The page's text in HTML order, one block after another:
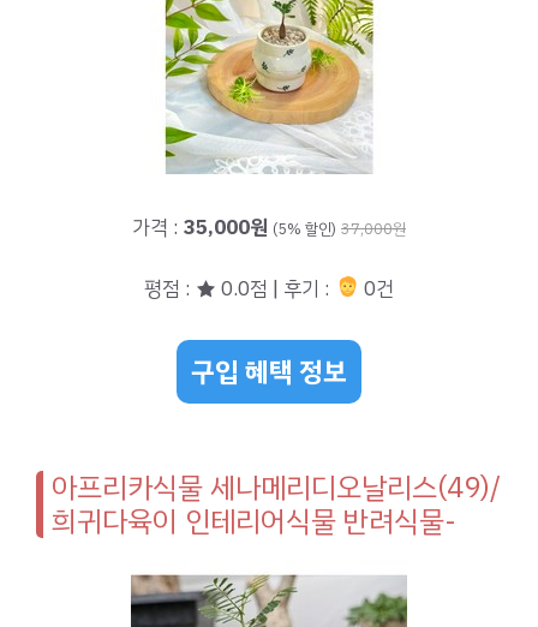
가격 : 35,000원 (5% 할인) 37,000원
평점 : ★ 0.0점 | 후기 : 0건
구입 혜택 정보
아프리카식물 세나메리디오날리스(49)/
희귀다육이 인테리어식물 반려식물-